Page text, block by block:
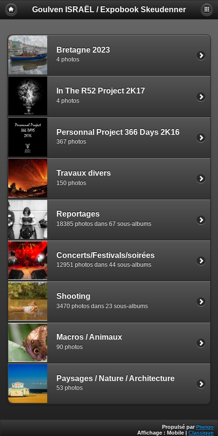
Goulven ISRAËL / Expobook Skeudenner
Bretagne 2023
4 photos
In The R52 Project 2K17
4 photos
Personnal Project 366 Days 2K16
367 photos
Travaux divers
150 photos
Reportages
18385 photos dans 67 sous-albums
Concerts/Festivals/soirées
12951 photos dans 44 sous-albums
Shooting
3470 photos dans 23 sous-albums
Macros / Animaux
90 photos
Paysages / Nature / Architecture
53 photos
Propulsé par Piwigo
Affichage : Mobile Classique